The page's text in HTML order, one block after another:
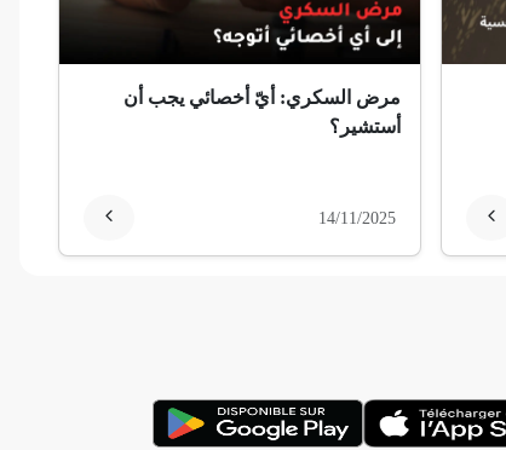
مرض السكري: أيّ أخصائي يجب أن
أستشير؟
14/11/2025